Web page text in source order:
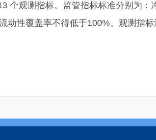
个观测指标。监管指标标准分别为：
动性覆盖率不得低于100%。观测指